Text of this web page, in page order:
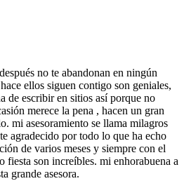
no te abandonan en ningún
ellos siguen contigo son geniales,
de escribir en sitios así porque no
merece la pena , hacen un gran
mi asesoramiento se llama milagros
agradecido por todo lo que ha echo
de varios meses y siempre con el
fiesta son increíbles. mi enhorabuena a
grande asesora.